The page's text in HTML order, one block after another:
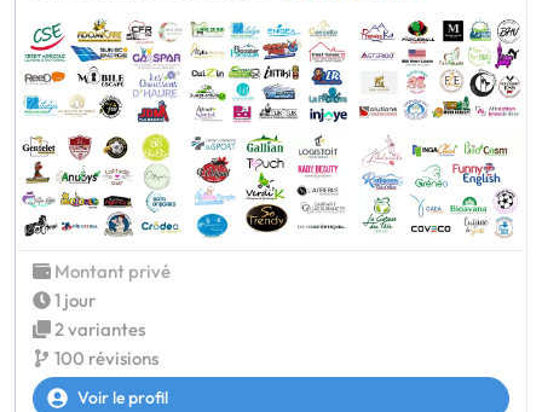
Montant privé
1 jour
2 variantes
100 révisions
Voir le profil